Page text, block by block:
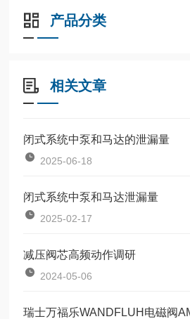
产品分类
相关文章
闭式系统中泵和马达的泄漏量
2025-06-18
闭式系统中泵和马达泄漏量
2025-02-17
减压阀芯高频动作调研
2024-05-06